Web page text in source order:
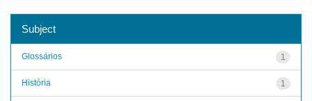
Subject
1
Glossários
1
História